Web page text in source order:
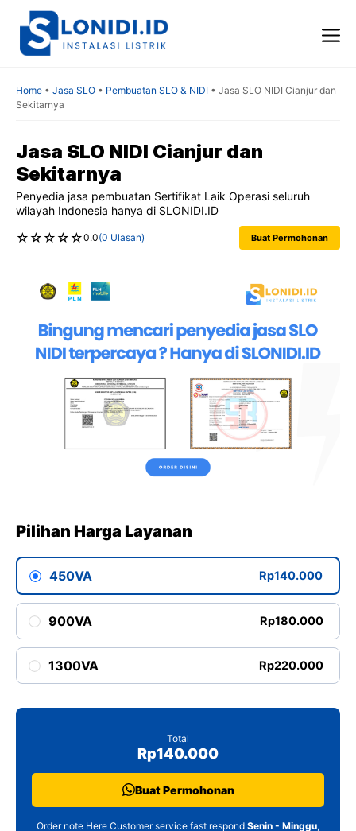
content
Home • Jasa SLO • Pembuatan SLO & NIDI • Jasa SLO NIDI Cianjur dan
Sekitarnya
Jasa SLO NIDI Cianjur dan
Sekitarnya
Penyedia jasa pembuatan Sertifikat Laik Operasi seluruh
wilayah Indonesia hanya di SLONIDI.ID
☆ ☆ ☆ ☆ ☆0.0(0 Ulasan) Buat Permohonan
Pilihan Harga Layanan
450VA Rp140.000
900VA Rp180.000
1300VA Rp220.000
Total
Rp140.000
Buat Permohonan
Order note Here Customer service fast respond Senin - Minggu,